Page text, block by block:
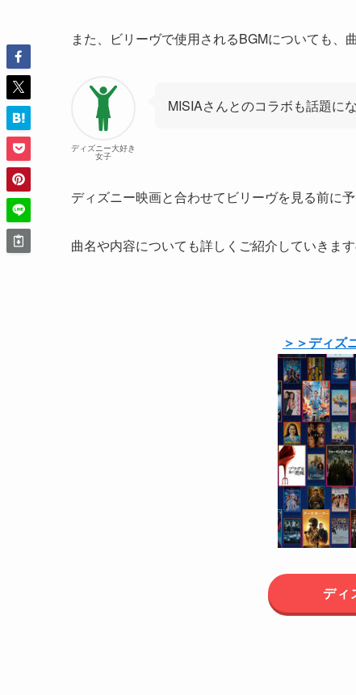
また、ビリーヴで使用されるBGMについても、
ディズニー大好き
女子
MISIAさんとのコラボも話題に
ディズニー映画と合わせてビリーヴを見る前に
曲名や内容についても詳しくご紹介していきま
＞＞ディズ
ディ